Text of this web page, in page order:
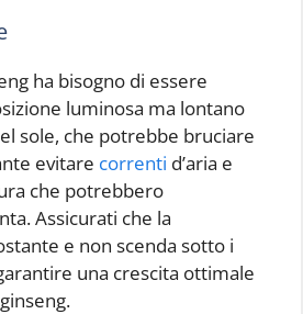
ha bisogno di essere
luminosa ma lontano
sole, che potrebbe bruciare
evitare correnti d’aria e
che potrebbero
Assicurati che la
e non scenda sotto i
una crescita ottimale